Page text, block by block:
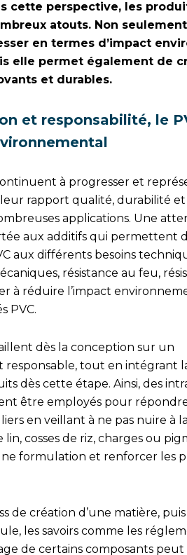
cette perspective, les
atouts. Non
en termes d’impact
elle permet également de
et durables.
et responsabilité, le
à progresser et
rapport qualité, durabilité
applications. Une
aux additifs qui permettent
aux différents besoins
résistance au feu,
à réduire l’impact
PVC.
dès la conception sur un
responsable, tout en intégrant
dès cette étape. Ainsi, des
être employés pour répondre
en veillant à ne pas nuire à
lin, cosses de riz, charges ou
formulation et renforcer les
de création d’une matière,
les savoirs comme les
de certains composants